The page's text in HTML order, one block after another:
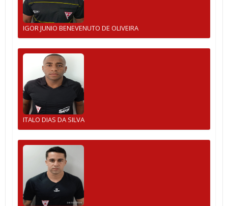
IGOR JUNIO BENEVENUTO DE OLIVEIRA
ITALO DIAS DA SILVA